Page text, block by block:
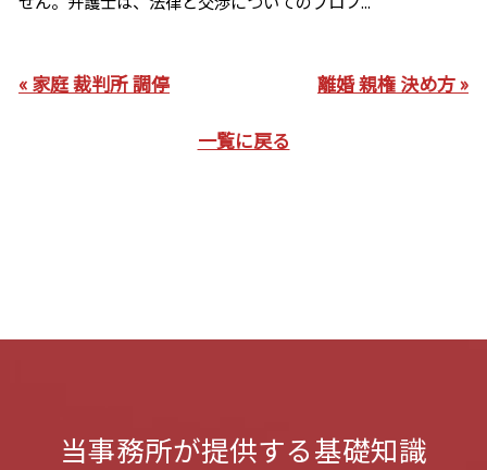
« 家庭 裁判所 調停 離婚 親権 決め方 »
一覧に戻る
当事務所が提供する基礎知識